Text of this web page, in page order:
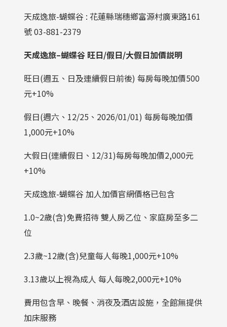
天成逸旅-蝴蝶谷 : 花蓮縣瑞穗鄉富源村廣東路161
號 03-881-2379
天成逸旅–蝴蝶谷 旺日/假日/大假日加價説明
旺日(週五、日及連續假日前後) 每房每晚加價500
元+10%
假日(週六、12/25、2026/01/01) 每房每晚加價
1,000元+10%
大假日(連續假日、12/31)每房每晚加價2,000元
+10%
天成逸旅-蝴蝶谷 加人加價官網價格已包含
1.0~2歲(含)免費招待 雙人房乙位、家庭房至多二
位
2.3歲~12歲(含)兒童每人每晚1,000元+10%
3.13歲以上視為成人 每人每晚2,000元+10%
費用包含早、晚餐、消夜及酒店設施，全館無提供
加床服務